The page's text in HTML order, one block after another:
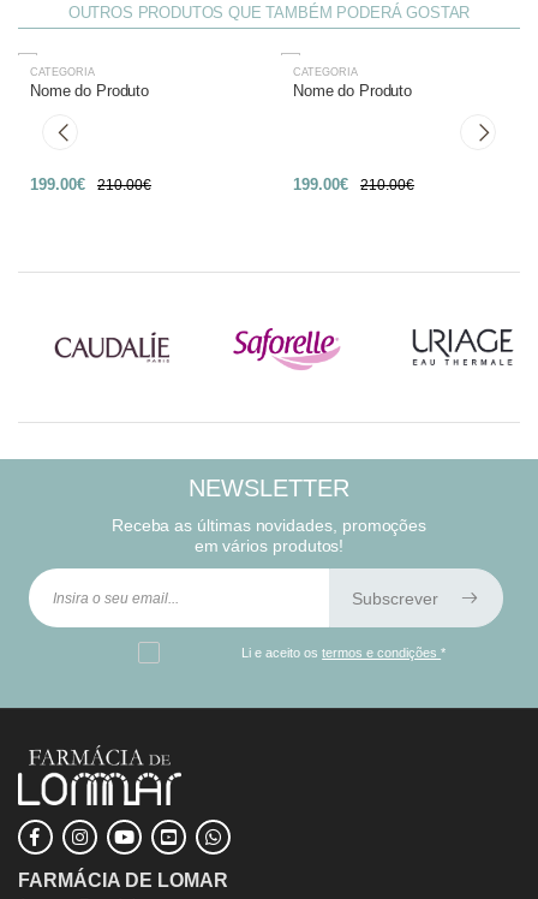
OUTROS PRODUTOS QUE TAMBÉM PODERÁ GOSTAR
-27%
CATEGORIA
Nome do Produto
199.00€ 210.00€
-27%
CATEGORIA
Nome do Produto
199.00€ 210.00€
NEWSLETTER
Receba as últimas novidades, promoções
em vários produtos!
Subscrever
Li e aceito ostermos e condições*
FARMÁCIA DE LOMAR